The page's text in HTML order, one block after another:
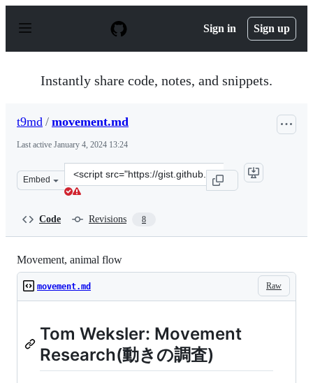
p
Sign in Sign up
Instantly share code, notes, and snippets.
t9md / movement.md
Last active January 4, 2024 13:24
Embed
Clone
this
Code Revisions 8
Movement, animal flow
Raw
movement.md
Tom Weksler: Movement
Research(動きの調査)